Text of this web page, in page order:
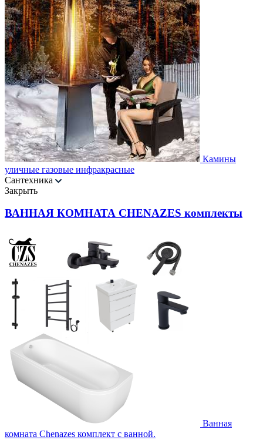
Камины
уличные газовые инфракрасные
Сантехника
Закрыть
ВАННАЯ КОМНАТА CHENAZES комплекты
Ванная
комната Chenazes комплект с ванной.